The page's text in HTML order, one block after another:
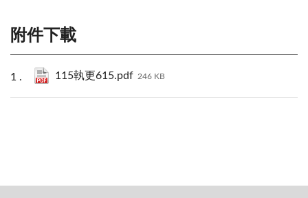
附件下載
115執更615.pdf 246 KB